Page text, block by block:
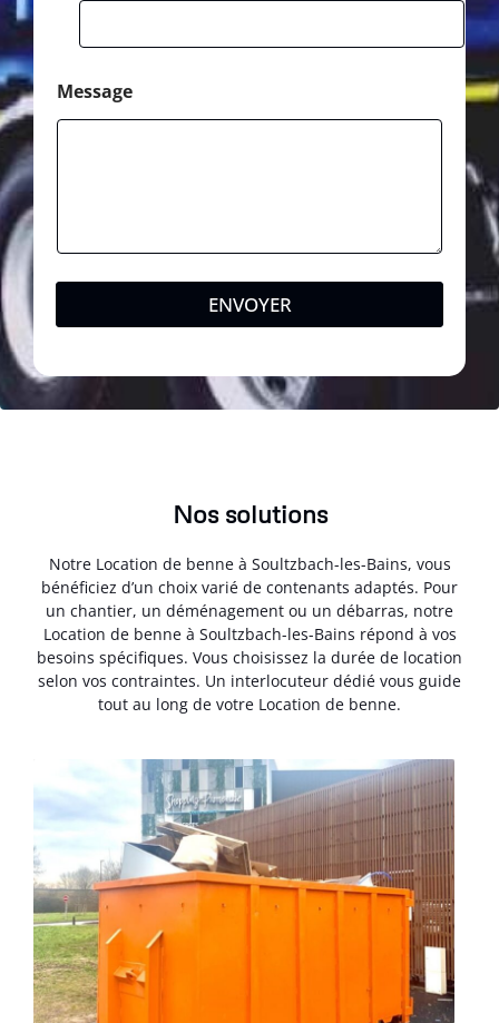
Message
ENVOYER
Nos solutions
Notre Location de benne à Soultzbach-les-Bains, vous
bénéficiez d’un choix varié de contenants adaptés. Pour
un chantier, un déménagement ou un débarras, notre
Location de benne à Soultzbach-les-Bains répond à vos
besoins spécifiques. Vous choisissez la durée de location
selon vos contraintes. Un interlocuteur dédié vous guide
tout au long de votre Location de benne.